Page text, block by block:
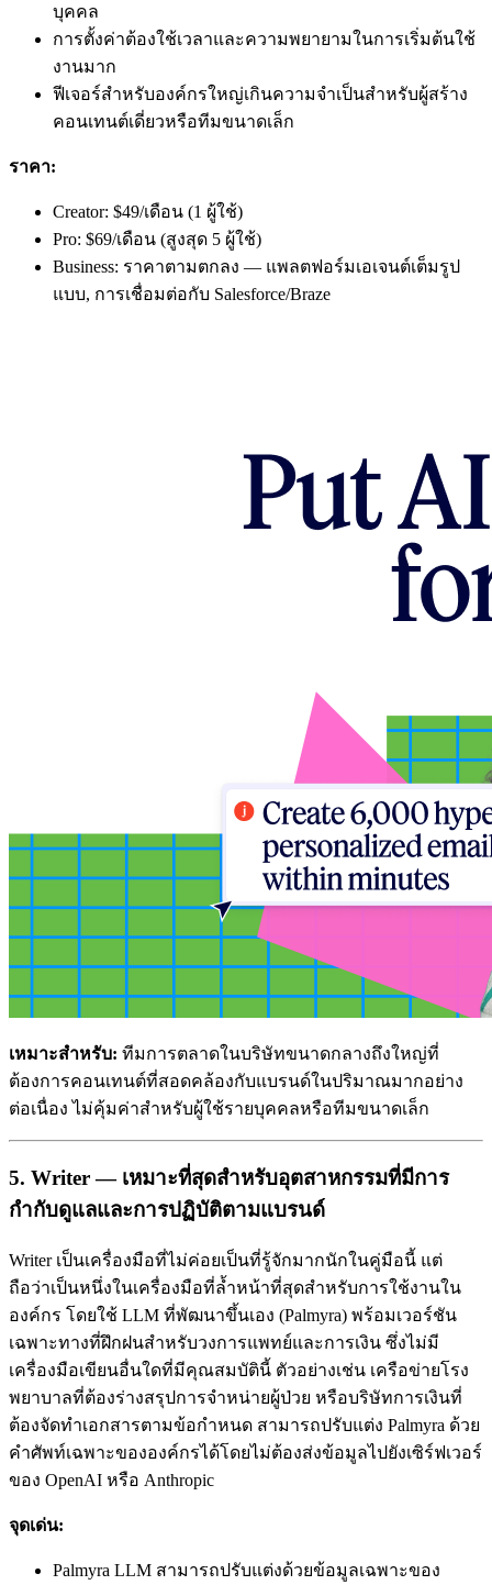
บุคคล
การตั้งค่าต้องใช้เวลาและความพยายามในการเริ่มต้นใช้
งานมาก
ฟีเจอร์สำหรับองค์กรใหญ่เกินความจำเป็นสำหรับผู้สร้าง
คอนเทนต์เดี่ยวหรือทีมขนาดเล็ก
ราคา:
Creator: $49/เดือน (1 ผู้ใช้)
Pro: $69/เดือน (สูงสุด 5 ผู้ใช้)
Business: ราคาตามตกลง — แพลตฟอร์มเอเจนต์เต็มรูป
แบบ, การเชื่อมต่อกับ Salesforce/Braze
เหมาะสำหรับ: ทีมการตลาดในบริษัทขนาดกลางถึงใหญ่ที่
ต้องการคอนเทนต์ที่สอดคล้องกับแบรนด์ในปริมาณมากอย่าง
ต่อเนื่อง ไม่คุ้มค่าสำหรับผู้ใช้รายบุคคลหรือทีมขนาดเล็ก
5. Writer — เหมาะที่สุดสำหรับอุตสาหกรรมที่มีการ
กำกับดูแลและการปฏิบัติตามแบรนด์
Writer เป็นเครื่องมือที่ไม่ค่อยเป็นที่รู้จักมากนักในคู่มือนี้ แต่
ถือว่าเป็นหนึ่งในเครื่องมือที่ล้ำหน้าที่สุดสำหรับการใช้งานใน
องค์กร โดยใช้ LLM ที่พัฒนาขึ้นเอง (Palmyra) พร้อมเวอร์ชัน
เฉพาะทางที่ฝึกฝนสำหรับวงการแพทย์และการเงิน ซึ่งไม่มี
เครื่องมือเขียนอื่นใดที่มีคุณสมบัตินี้ ตัวอย่างเช่น เครือข่ายโรง
พยาบาลที่ต้องร่างสรุปการจำหน่ายผู้ป่วย หรือบริษัทการเงินที่
ต้องจัดทำเอกสารตามข้อกำหนด สามารถปรับแต่ง Palmyra ด้วย
คำศัพท์เฉพาะขององค์กรได้โดยไม่ต้องส่งข้อมูลไปยังเซิร์ฟเวอร์
ของ OpenAI หรือ Anthropic
จุดเด่น:
Palmyra LLM สามารถปรับแต่งด้วยข้อมูลเฉพาะของ